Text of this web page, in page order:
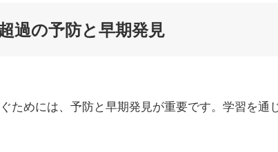
過の予防と早期発見
ためには、予防と早期発見が重要です。学習を通